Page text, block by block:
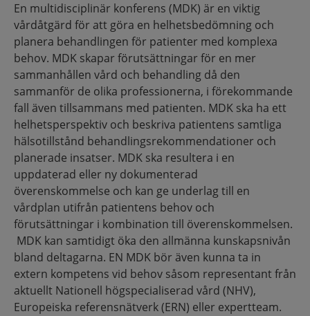
En multidisciplinär konferens (MDK) är en viktig
vårdåtgärd för att göra en helhetsbedömning och
planera behandlingen för patienter med komplexa
behov. MDK skapar förutsättningar för en mer
sammanhållen vård och behandling då den
sammanför de olika professionerna, i förekommande
fall även tillsammans med patienten. MDK ska ha ett
helhetsperspektiv och beskriva patientens samtliga
hälsotillstånd behandlingsrekommendationer och
planerade insatser. MDK ska resultera i en
uppdaterad eller ny dokumenterad
överenskommelse och kan ge underlag till en
vårdplan utifrån patientens behov och
förutsättningar i kombination till överenskommelsen.
MDK kan samtidigt öka den allmänna kunskapsnivån
bland deltagarna. EN MDK bör även kunna ta in
extern kompetens vid behov såsom representant från
aktuellt Nationell högspecialiserad vård (NHV),
Europeiska referensnätverk (ERN) eller expertteam.